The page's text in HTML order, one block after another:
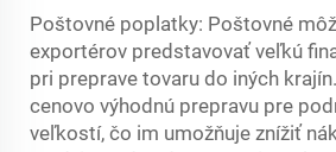
Poštovné poplatky: Poštovné
exportérov predstavovať veľkú
pri preprave tovaru do iných
cenovo výhodnú prepravu pre
veľkostí, čo im umožňuje znížiť